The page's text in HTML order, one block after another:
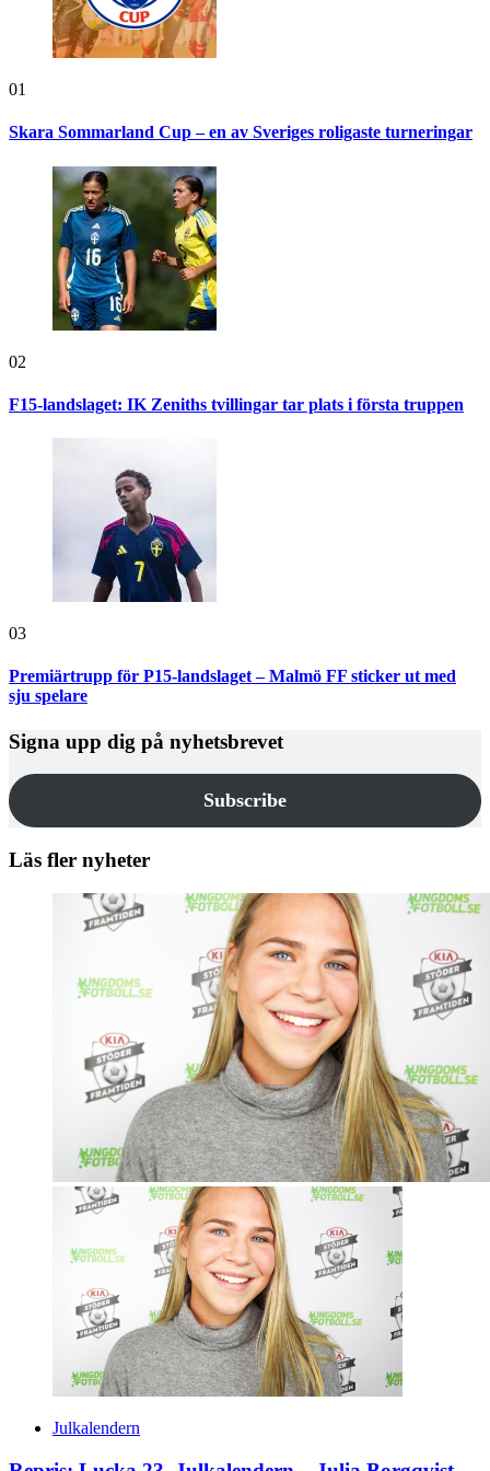
01
Skara Sommarland Cup – en av Sveriges roligaste turneringar
02
F15-landslaget: IK Zeniths tvillingar tar plats i första truppen
03
Premiärtrupp för P15-landslaget – Malmö FF sticker ut med
sju spelare
Signa upp dig på nyhetsbrevet
Subscribe
Läs fler nyheter
Julkalendern